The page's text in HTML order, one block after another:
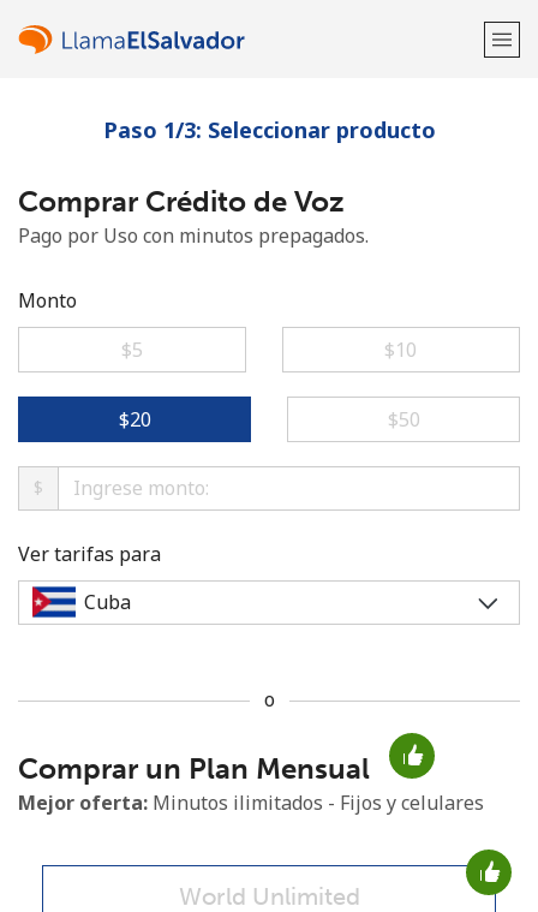
¡Bienvenido!
¿Ya tienes una cuenta?Inicia sesión →
No se ha creado una contraseña
Mínimo 8 caracteres
Una letra mayúscula y una minúscula
Un número
Paso 1/3: Seleccionar producto
Comprar Crédito de Voz
Pago por Uso con minutos prepagados.
Monto
⁦$5⁩
⁦$10⁩
⁦$20⁩ ⁦$50⁩
$
Ver tarifas para
o
Comprar un Plan Mensual
Mejor oferta: Minutos ilimitados - Fijos y celulares
World Unlimited